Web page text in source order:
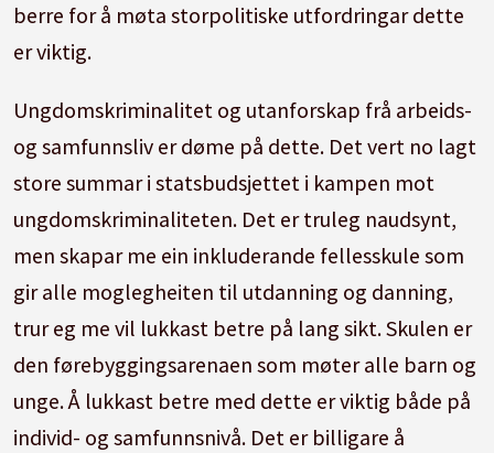
berre for å møta storpolitiske utfordringar dette
er viktig.
Ungdomskriminalitet og utanforskap frå arbeids-
og samfunnsliv er døme på dette. Det vert no lagt
store summar i statsbudsjettet i kampen mot
ungdomskriminaliteten. Det er truleg naudsynt,
men skapar me ein inkluderande fellesskule som
gir alle moglegheiten til utdanning og danning,
trur eg me vil lukkast betre på lang sikt. Skulen er
den førebyggingsarenaen som møter alle barn og
unge. Å lukkast betre med dette er viktig både på
individ- og samfunnsnivå. Det er billigare å